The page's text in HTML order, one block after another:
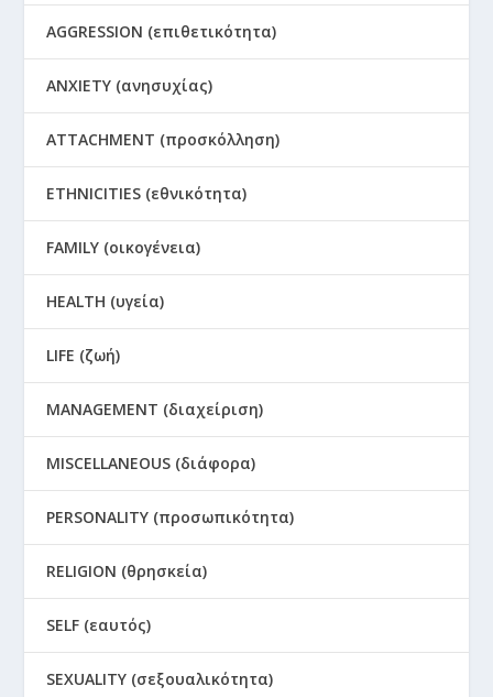
AGGRESSION (επιθετικότητα)
ANXIETY (ανησυχίας)
ATTACHMENT (προσκόλληση)
ETHNICITIES (εθνικότητα)
FAMILY (οικογένεια)
HEALTH (υγεία)
LIFE (ζωή)
MANAGEMENT (διαχείριση)
MISCELLANEOUS (διάφορα)
PERSONALITY (προσωπικότητα)
RELIGION (θρησκεία)
SELF (εαυτός)
SEXUALITY (σεξουαλικότητα)